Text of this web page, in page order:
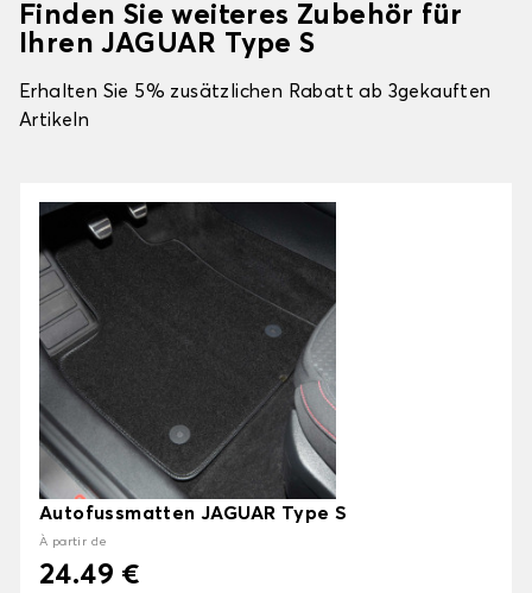
Finden Sie weiteres Zubehör für
Ihren JAGUAR Type S
Erhalten Sie 5% zusätzlichen Rabatt ab 3gekauften
Artikeln
Autofussmatten JAGUAR Type S
À partir de
24.49 €